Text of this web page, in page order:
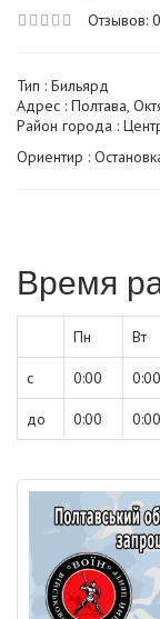
Отзывов: 0
Тип : Бильярд
Адрес : Полтава,
Район города :
Ориентир :
Время
Пн Вт
с 0:00 0:00
до 0:00 0:00